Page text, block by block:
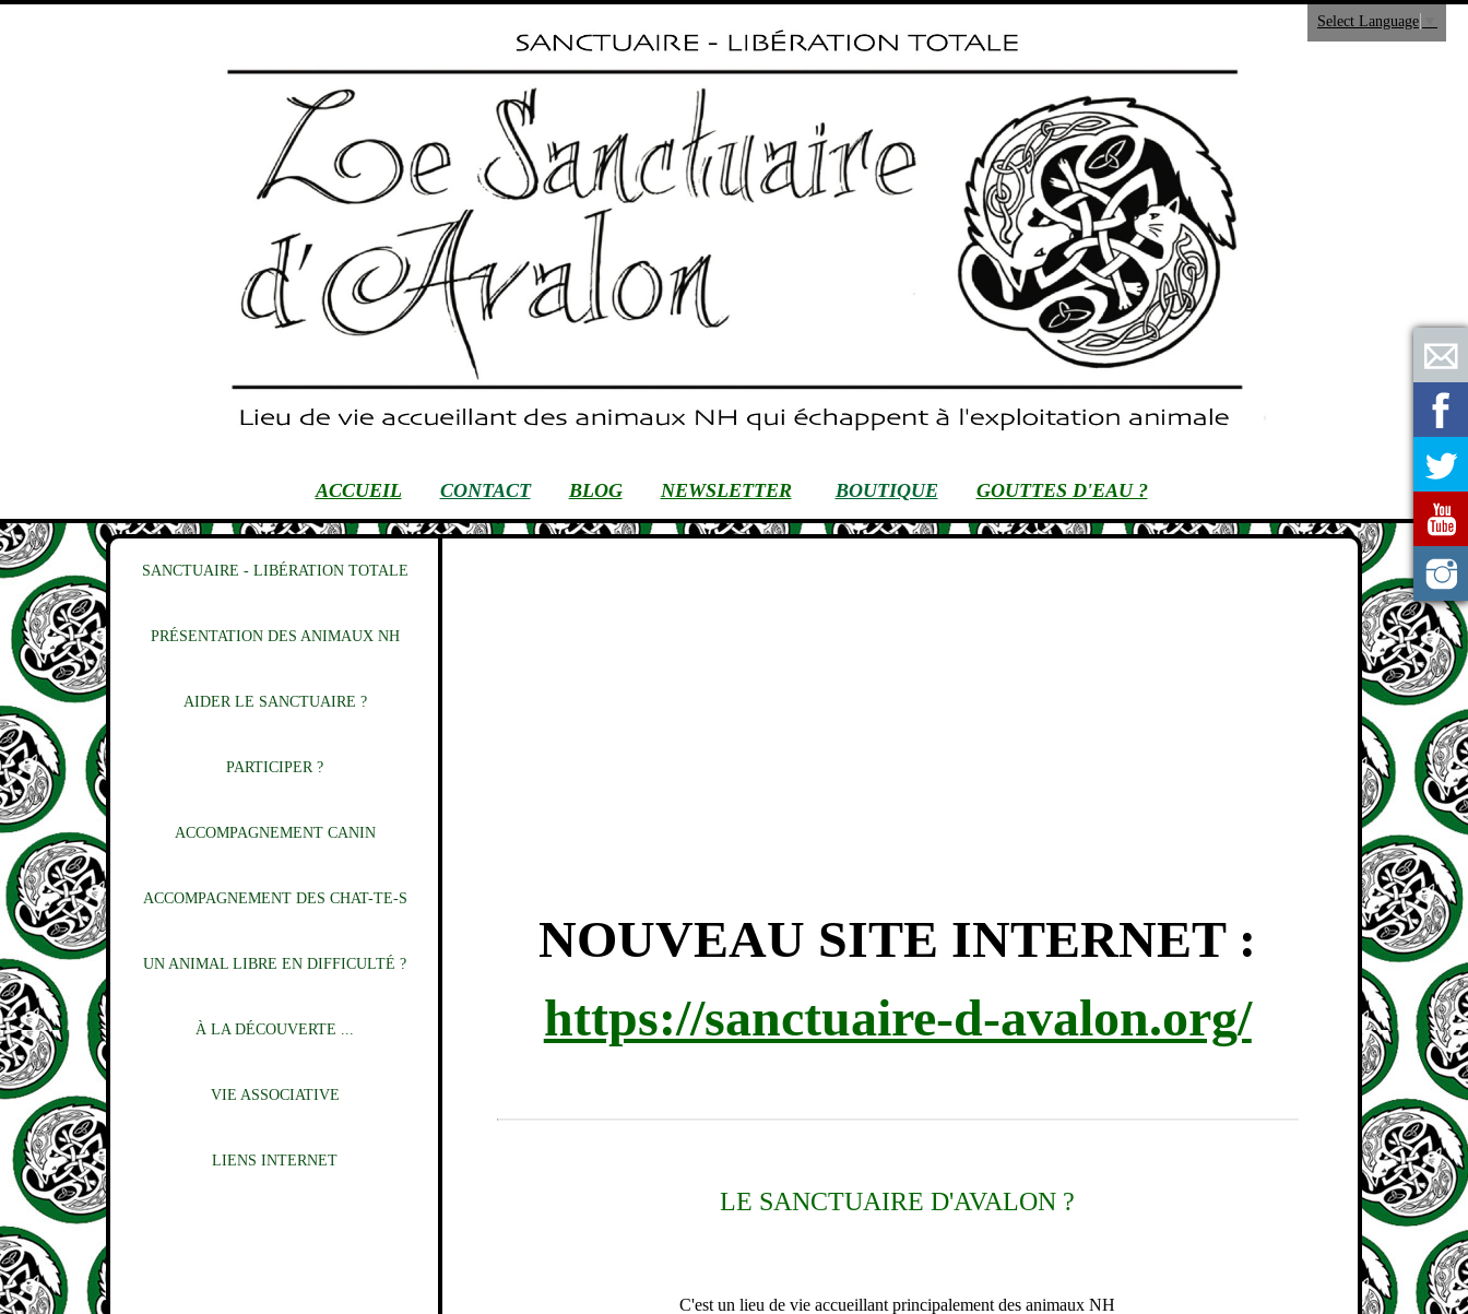
Select Language
ACCUEIL CONTACT BLOG NEWSLETTER BOUTIQUE GOUTTES D'EAU ?
SANCTUAIRE - LIBÉRATION TOTALE
PRÉSENTATION DES ANIMAUX NH
AIDER LE SANCTUAIRE ?
PARTICIPER ?
ACCOMPAGNEMENT CANIN
ACCOMPAGNEMENT DES CHAT-TE-S
UN ANIMAL LIBRE EN DIFFICULTÉ ?
À LA DÉCOUVERTE ...
VIE ASSOCIATIVE
LIENS INTERNET
NOUVEAU SITE INTERNET :
https://sanctuaire-d-avalon.org/
LE SANCTUAIRE D'AVALON ?
C'est un lieu de vie accueillantprincipalement des animaux NH